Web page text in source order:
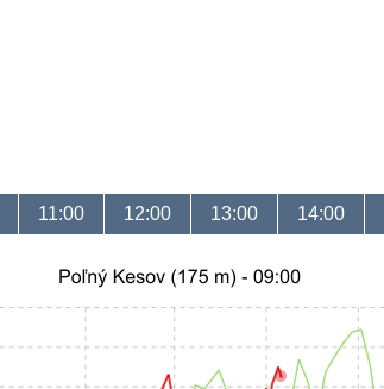
11:00 12:00 13:00 14:00